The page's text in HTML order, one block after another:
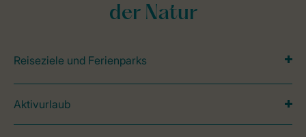
der Natur
Reiseziele und Ferienparks
Aktivurlaub